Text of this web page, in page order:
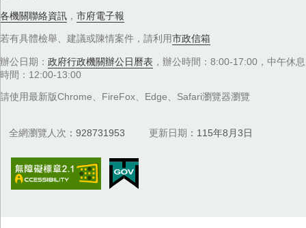
各機關聯絡資訊 ， 市府電子報
若有具體檢舉、建議或陳情案件，請利用市政信箱
辦公日期： 政府行政機關辦公日曆表 ，辦公時間：8:00-17:00，中午休息
時間：12:00-13:00
請使用最新版Chrome、FireFox、Edge、Safari瀏覽器瀏覽
全網瀏覽人次 928731953 更新日期 115年8月3日